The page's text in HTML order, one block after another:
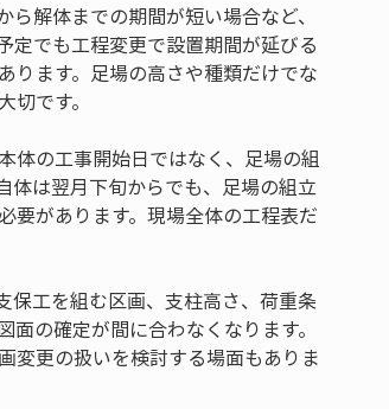
解体までの期間が短い場合など、
定でも工程変更で設置期間が延びる
ります。足場の高さや種類だけでな
です。
体の工事開始日ではなく、足場の組
体は翌月下旬からでも、足場の組立
要があります。現場全体の工程表だ
保工を組む区画、支柱高さ、荷重条
の確定が間に合わなくなります。
変更の扱いを検討する場面もありま